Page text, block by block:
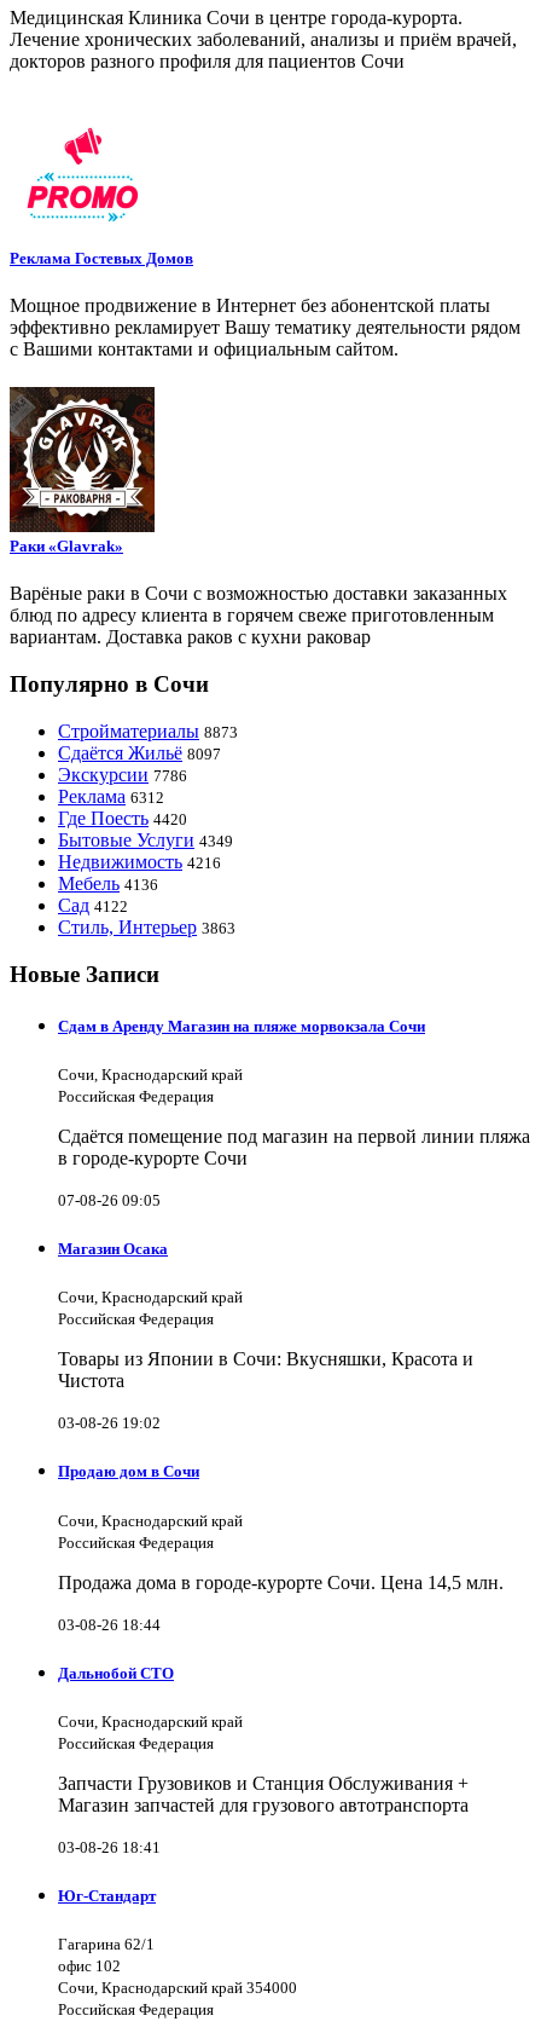
Медицинская Клиника Сочи в центре города-курорта.
Лечение хронических заболеваний, анализы и приём врачей,
докторов разного профиля для пациентов Сочи
Реклама Гостевых Домов
Мощное продвижение в Интернет без абонентской платы
эффективно рекламирует Вашу тематику деятельности рядом
с Вашими контактами и официальным сайтом.
Раки «Glavrak»
Варёные раки в Сочи с возможностью доставки заказанных
блюд по адресу клиента в горячем свеже приготовленным
вариантам. Доставка раков с кухни раковар
Популярно в Сочи
Стройматериалы 8873
Сдаётся Жильё 8097
Экскурсии 7786
Реклама 6312
Где Поесть 4420
Бытовые Услуги 4349
Недвижимость 4216
Мебель 4136
Сад 4122
Стиль, Интерьер 3863
Новые Записи
Сдам в Аренду Магазин на пляже морвокзала Сочи
Сочи, Краснодарский край
Российская Федерация
Сдаётся помещение под магазин на первой линии пляжа
в городе-курорте Сочи
07-08-26 09:05
Магазин Осака
Сочи, Краснодарский край
Российская Федерация
Товары из Японии в Сочи: Вкусняшки, Красота и
Чистота
03-08-26 19:02
Продаю дом в Сочи
Сочи, Краснодарский край
Российская Федерация
Продажа дома в городе-курорте Сочи. Цена 14,5 млн.
03-08-26 18:44
Дальнобой СТО
Сочи, Краснодарский край
Российская Федерация
Запчасти Грузовиков и Станция Обслуживания +
Магазин запчастей для грузового автотранспорта
03-08-26 18:41
Юг-Стандарт
Гагарина 62/1
офис 102
Сочи, Краснодарский край 354000
Российская Федерация